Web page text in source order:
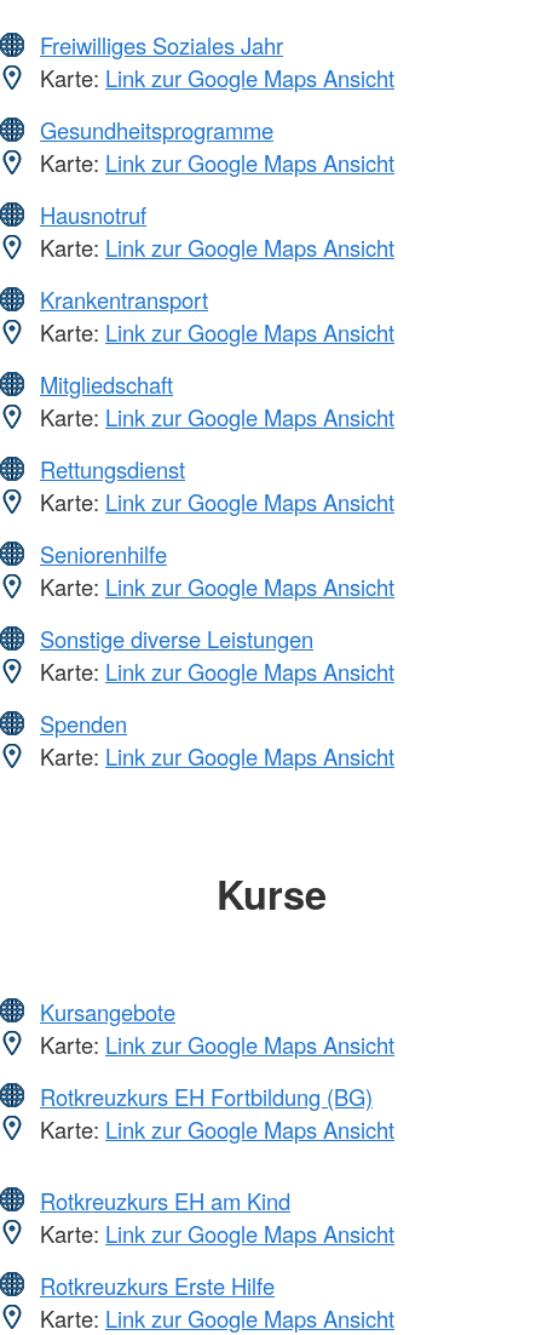
Freiwilliges Soziales Jahr
Karte: Link zur Google Maps Ansicht
Gesundheitsprogramme
Karte: Link zur Google Maps Ansicht
Hausnotruf
Karte: Link zur Google Maps Ansicht
Krankentransport
Karte: Link zur Google Maps Ansicht
Mitgliedschaft
Karte: Link zur Google Maps Ansicht
Rettungsdienst
Karte: Link zur Google Maps Ansicht
Seniorenhilfe
Karte: Link zur Google Maps Ansicht
Sonstige diverse Leistungen
Karte: Link zur Google Maps Ansicht
Spenden
Karte: Link zur Google Maps Ansicht
Kurse
Kursangebote
Karte: Link zur Google Maps Ansicht
Rotkreuzkurs EH Fortbildung (BG)
Karte: Link zur Google Maps Ansicht
Rotkreuzkurs EH am Kind
Karte: Link zur Google Maps Ansicht
Rotkreuzkurs Erste Hilfe
Karte: Link zur Google Maps Ansicht